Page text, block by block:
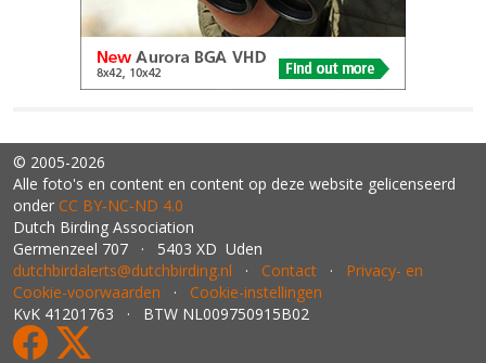
© 2005-2026
Alle foto's en content en content op deze website gelicenseerd
onder CC BY‑NC‑ND 4.0
Dutch Birding Association
Germenzeel 707 · 5403 XD Uden
dutchbirdalerts@dutchbirding.nl · Contact · Privacy- en
Cookie-voorwaarden · Cookie-instellingen
KvK 41201763 · BTW NL009750915B02